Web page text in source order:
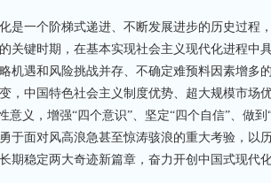
一个阶梯式递进、不断发展进步的历史过程
关键时期，在基本实现社会主义现代化进程中
机遇和风险挑战并存、不确定难预料因素增多
，中国特色社会主义制度优势、超大规模市场
意义，增强“四个意识”、坚定“四个自信”、做
于面对风高浪急甚至惊涛骇浪的重大考验，以
期稳定两大奇迹新篇章，奋力开创中国式现代化